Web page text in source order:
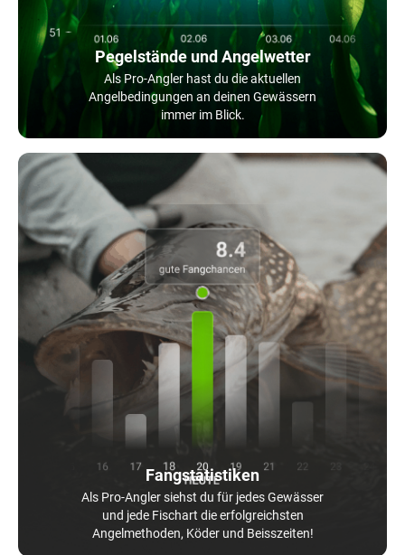
Pegelstände und Angelwetter
Als Pro-Angler hast du die aktuellen
Angelbedingungen an deinen Gewässern
immer im Blick.
Fangstatistiken
Als Pro-Angler siehst du für jedes Gewässer
und jede Fischart die erfolgreichsten
Angelmethoden, Köder und Beisszeiten!